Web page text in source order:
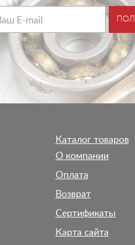
Каталог товаров
О компании
Оплата
Возврат
Сертификаты
Карта сайта